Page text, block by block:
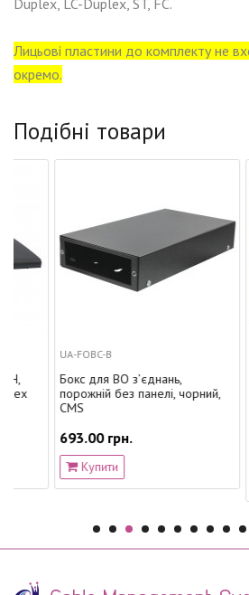
Лицьові пластини до комплекту не
окремо.
Подібні товари
UA-FOBC-B
Бокс для ВО з’єднань,
порожній без панелі, чорний,
693.00 грн.
Купити
LW-
24